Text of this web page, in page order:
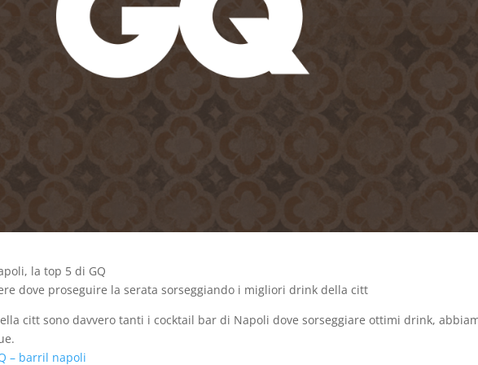
la top 5 di GQ
dove proseguire la serata sorseggiando i migliori drink della citt
citt sono davvero tanti i cocktail bar di Napoli dove sorseggiare ottimi drink,
– barril napoli